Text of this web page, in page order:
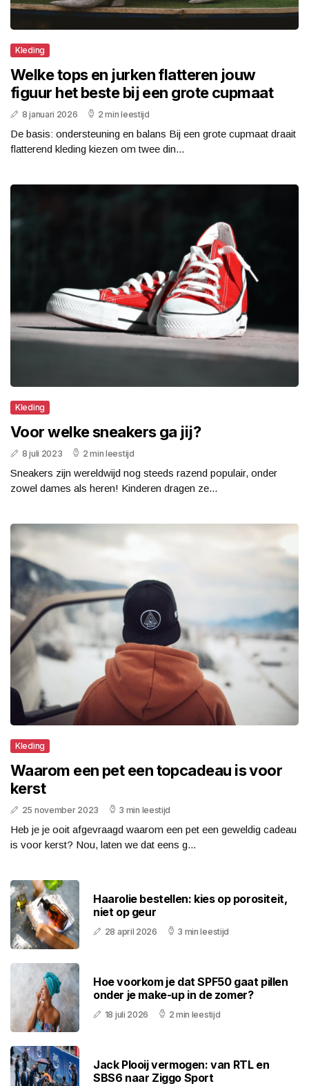
Kleding
Welke tops en jurken flatteren jouw
figuur het beste bij een grote cupmaat
8 januari 2026 2 min leestijd
De basis: ondersteuning en balans Bij een grote cupmaat draait
flatterend kleding kiezen om twee din...
Kleding
Voor welke sneakers ga jij?
8 juli 2023 2 min leestijd
Sneakers zijn wereldwijd nog steeds razend populair, onder
zowel dames als heren! Kinderen dragen ze...
Kleding
Waarom een pet een topcadeau is voor
kerst
25 november 2023 3 min leestijd
Heb je je ooit afgevraagd waarom een pet een geweldig cadeau
is voor kerst? Nou, laten we dat eens g...
Haarolie bestellen: kies op porositeit,
niet op geur
28 april 2026 3 min leestijd
Hoe voorkom je dat SPF50 gaat pillen
onder je make-up in de zomer?
18 juli 2026 2 min leestijd
Jack Plooij vermogen: van RTL en
SBS6 naar Ziggo Sport